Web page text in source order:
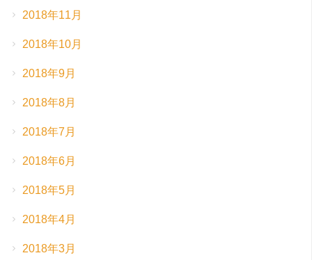
2018年11月
2018年10月
2018年9月
2018年8月
2018年7月
2018年6月
2018年5月
2018年4月
2018年3月